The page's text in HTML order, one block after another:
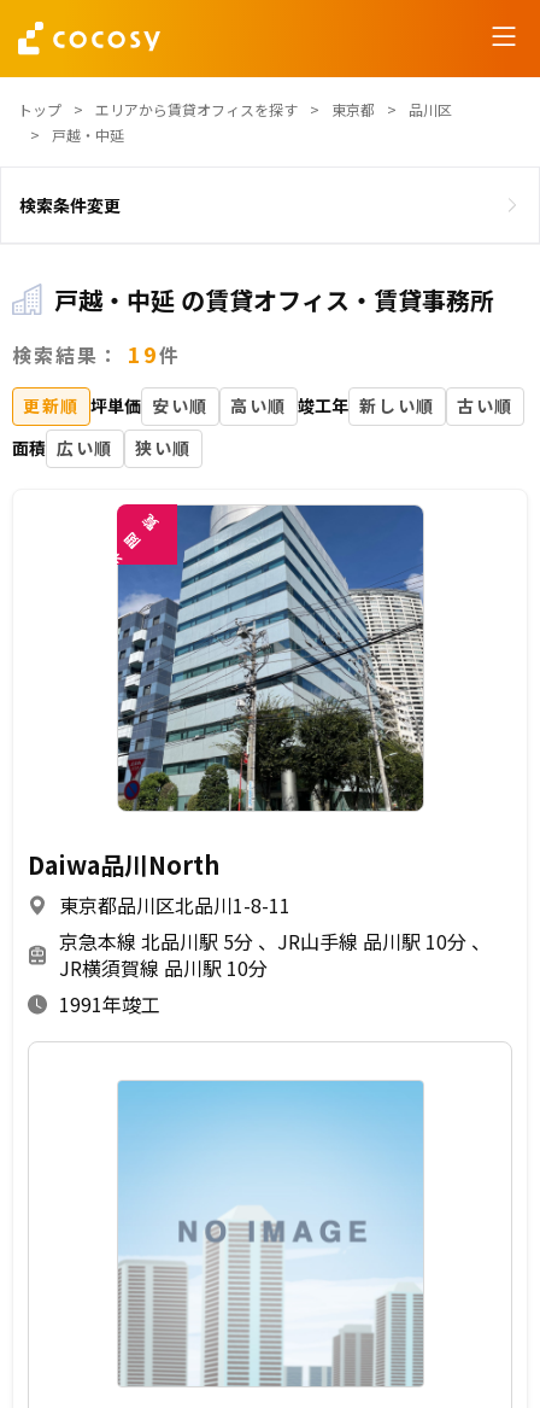
トップ エリアから賃貸オフィスを探す 東京都
品川区
戸越・中延
検索条件変更
戸越・中延 の賃貸オフィス・賃貸事務所
検索結果： 19件
更新順 坪単価 安い順 高い順 竣工年 新しい順
古い順
面積 広い順 狭い順
未
閲
覧
Daiwa品川North
東京都品川区北品川1-8-11
京急本線 北品川駅 5分
JR山手線 品川駅 10分
JR横須賀線 品川駅 10分
1991年竣工